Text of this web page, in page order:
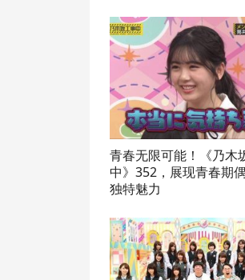
青春无限可能！《乃木
中》352，展现青春期
独特魅力